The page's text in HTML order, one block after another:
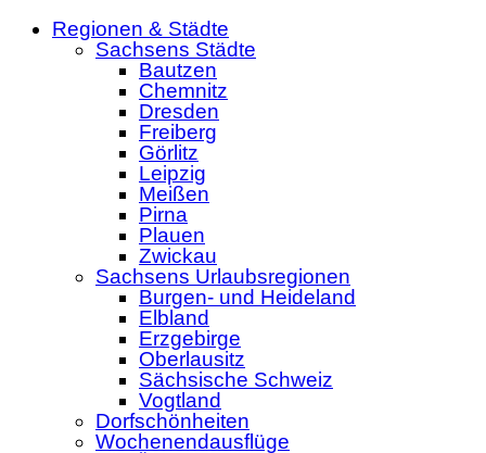
Regionen & Städte
Sachsens Städte
Bautzen
Chemnitz
Dresden
Freiberg
Görlitz
Leipzig
Meißen
Pirna
Plauen
Zwickau
Sachsens Urlaubsregionen
Burgen- und Heideland
Elbland
Erzgebirge
Oberlausitz
Sächsische Schweiz
Vogtland
Dorfschönheiten
Wochenendausflüge